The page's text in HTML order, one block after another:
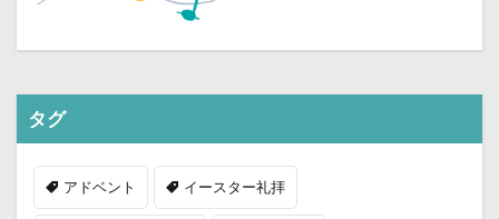
タグ
アドベント イースター礼拝